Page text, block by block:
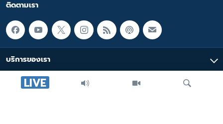
LIVE
ติดตามเรา
บริการของเรา
มัลติมีเดีย